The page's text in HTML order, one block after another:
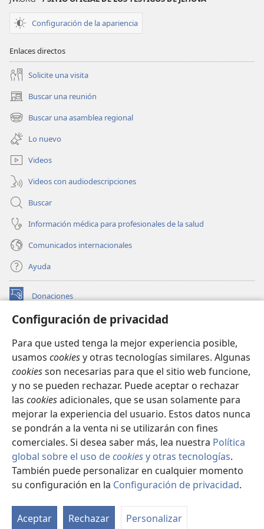
Configuración de privacidad
Para que usted tenga la mejor experiencia posible,
usamos cookiesy otras tecnologías similares. Algunas
cookiesson necesarias para que el sitio web funcione,
y no se pueden rechazar. Puede aceptar o rechazar
las cookiesadicionales, que se usan solamente para
mejorar la experiencia del usuario. Estos datos nunca
se pondrán a la venta ni se utilizarán con fines
comerciales. Si desea saber más, lea nuestra Política
global sobre el uso decookiesy otras tecnologías.
También puede personalizar en cualquier momento
su configuración en la Configuración de privacidad.
Aceptar Rechazar Personalizar
Configuración de la apariencia
Enlaces directos
Solicite una visita
Buscar una reunión
(abre
una
nueva
ventana)
Buscar una asamblea regional
(abre
una
nueva
ventana)
Lo nuevo
Videos
Videos con audiodescripciones
Buscar
Información médica para profesionales de la salud
Comunicados internacionales
Ayuda
Donaciones
(abre
nueva BIBLIOTECA EN LÍNEA Watchtower™
una
nueva
ventana)
JW Hub
(abre
una
nueva
ventana)
JW Library
Watchtower Library
Copyright© 2026 Watch Tower Bible and Tract Society of Pennsylvania.
CONDICIONES DE USO|POLÍTICA DE PRIVACIDAD|
CONFIGURACIÓN DE PRIVACIDAD